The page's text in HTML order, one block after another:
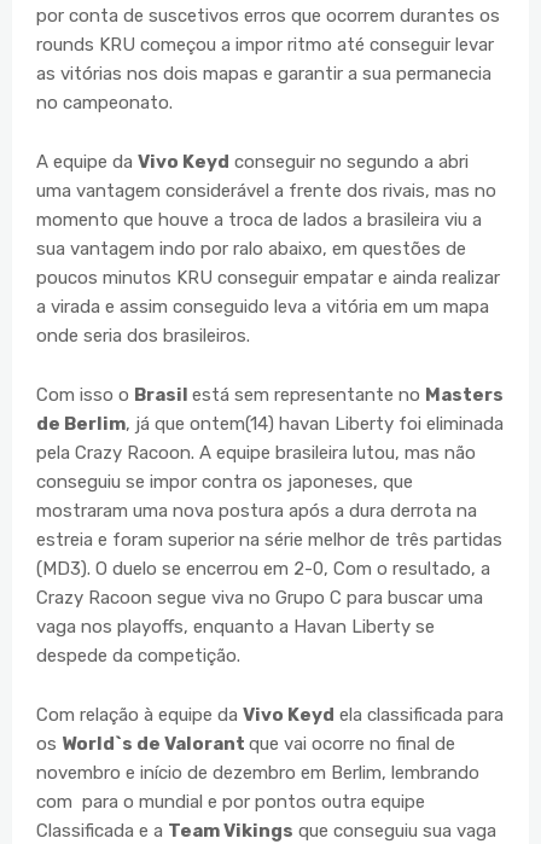
por conta de suscetivos erros que ocorrem durantes os
rounds KRU começou a impor ritmo até conseguir levar
as vitórias nos dois mapas e garantir a sua permanecia
no campeonato.
A equipe da Vivo Keyd conseguir no segundo a abri
uma vantagem considerável a frente dos rivais, mas no
momento que houve a troca de lados a brasileira viu a
sua vantagem indo por ralo abaixo, em questões de
poucos minutos KRU conseguir empatar e ainda realizar
a virada e assim conseguido leva a vitória em um mapa
onde seria dos brasileiros.
Com isso o Brasil está sem representante no Masters
de Berlim, já que ontem(14) havan Liberty foi eliminada
pela Crazy Racoon. A equipe brasileira lutou, mas não
conseguiu se impor contra os japoneses, que
mostraram uma nova postura após a dura derrota na
estreia e foram superior na série melhor de três partidas
(MD3). O duelo se encerrou em 2-0, Com o resultado, a
Crazy Racoon segue viva no Grupo C para buscar uma
vaga nos playoffs, enquanto a Havan Liberty se
despede da competição.
Com relação à equipe da Vivo Keyd ela classificada para
os World`s de Valorant que vai ocorre no final de
novembro e início de dezembro em Berlim, lembrando
com para o mundial e por pontos outra equipe
Classificada e a Team Vikings que conseguiu sua vaga